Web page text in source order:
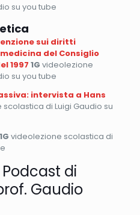
su you tube
sui diritti
del Consiglio
1997 1G videolezione
su you tube
intervista a Hans
di Luigi Gaudio su
videolezione scolastica di
di
Gaudio